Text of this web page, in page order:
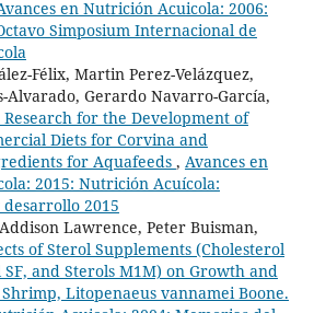
en Nutrición Acuicola: 2006:
Simposium Internacional de
Félix, Martin Perez-Velázquez,
Alvarado, Gerardo Navarro-García,
for the Development of
Diets for Corvina and
for Aquafeeds , Avances en
2015: Nutrición Acuícola:
2015
Lawrence, Peter Buisman,
of Sterol Supplements (Cholesterol
SF, and Sterols M1M) on Growth and
Litopenaeus vannamei Boone.